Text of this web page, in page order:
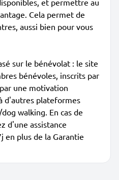
et permettre au
Cela permet de
aussi bien pour vous
sur le bénévolat : le site
bénévoles, inscrits par
une motivation
d'autres plateformes
walking. En cas de
d'une assistance
plus de la Garantie